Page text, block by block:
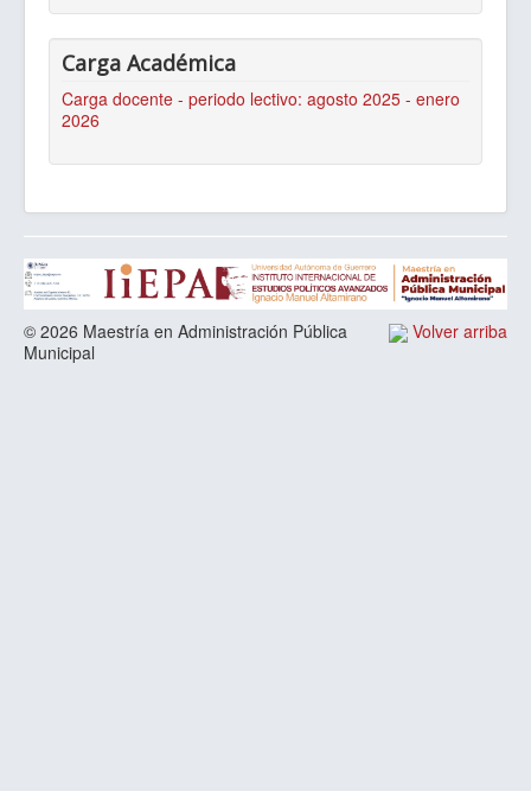
Carga Académica
Carga docente - periodo lectivo: agosto 2025 - enero
2026
Volver arriba
© 2026 Maestría en Administración Pública
Municipal